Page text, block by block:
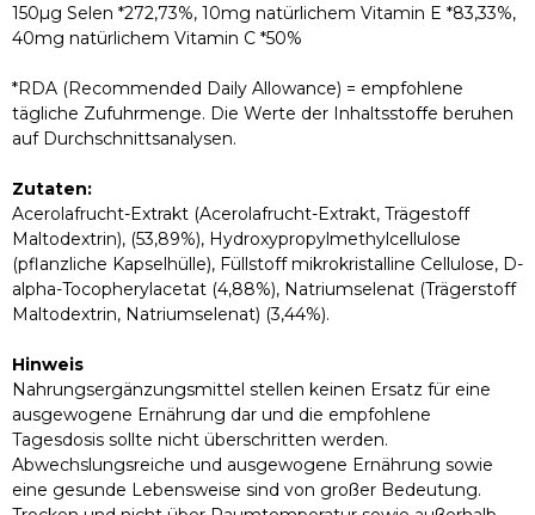
150µg Selen *272,73%, 10mg natürlichem Vitamin E *83,33%,
40mg natürlichem Vitamin C *50%
*RDA (Recommended Daily Allowance) = empfohlene
tägliche Zufuhrmenge. Die Werte der Inhaltsstoffe beruhen
auf Durchschnittsanalysen.
Zutaten:
Acerolafrucht-Extrakt (Acerolafrucht-Extrakt, Trägestoff
Maltodextrin), (53,89%), Hydroxypropylmethylcellulose
(pflanzliche Kapselhülle), Füllstoff mikrokristalline Cellulose, D-
alpha-Tocopherylacetat (4,88%), Natriumselenat (Trägerstoff
Maltodextrin, Natriumselenat) (3,44%).
Hinweis
Nahrungsergänzungsmittel stellen keinen Ersatz für eine
ausgewogene Ernährung dar und die empfohlene
Tagesdosis sollte nicht überschritten werden.
Abwechslungsreiche und ausgewogene Ernährung sowie
eine gesunde Lebensweise sind von großer Bedeutung.